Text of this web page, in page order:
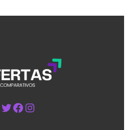
Twitter Facebook Instagram